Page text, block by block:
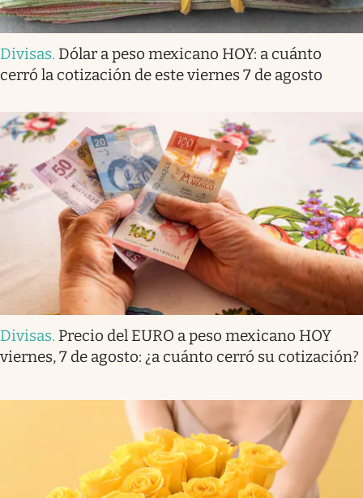
Divisas. Dólar a peso mexicano HOY: a cuánto
cerró la cotización de este viernes 7 de agosto
Divisas. Precio del EURO a peso mexicano HOY
viernes, 7 de agosto: ¿a cuánto cerró su cotización?